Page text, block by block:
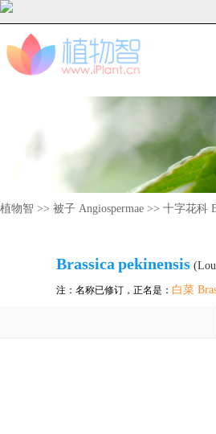
植物智 >> 被子 Angiospermae >> 十字花科
Brassica pekinensis
注：名称已修订，正名是： 白菜